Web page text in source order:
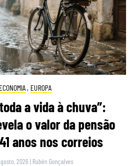
ECONOMIA , EUROPA
a vida à chuva”:
o valor da pensão
anos nos correios
2026 | Rubén Gonçalves